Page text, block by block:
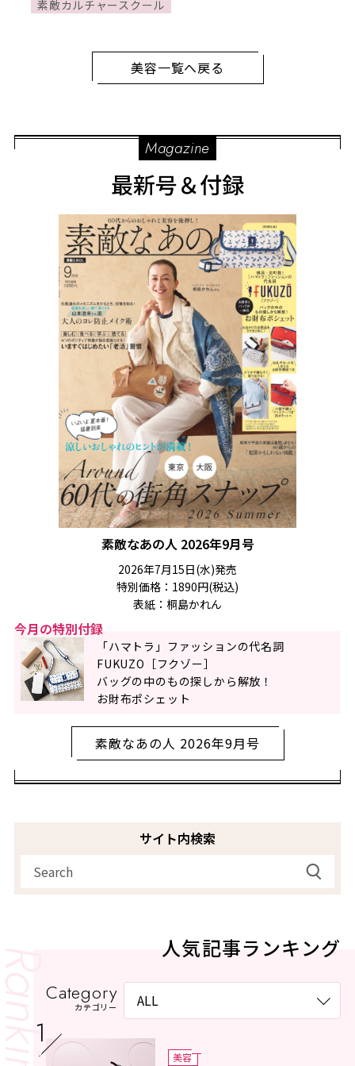
チャースクールレポー
素敵カルチャースクール
美容一覧へ戻る
Magazine
最新号＆付録
素敵なあの人 2026年9月号
2026年7月15日(水)発売
特別価格：1890円(税込)
表紙：桐島かれん
今月の特別付録
「ハマトラ」ファッションの代名詞
FUKUZO［フクゾー］
バッグの中のもの探しから解放！
お財布ポシェット
素敵なあの人 2026年9月号
サイト内検索
人気記事ランキング
Category
カテゴリー
美容